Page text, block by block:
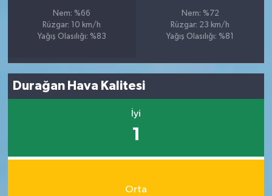
Nem: %66
Rüzgar: 10 km/h
Yağış Olasılığı: %83
Nem: %72
Rüzgar: 23 km/h
Yağış Olasılığı: %81
Durağan Hava Kalitesi
İyi
1
Orta